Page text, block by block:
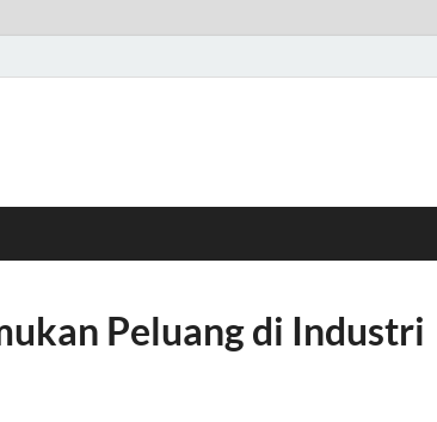
Peluang di Industri